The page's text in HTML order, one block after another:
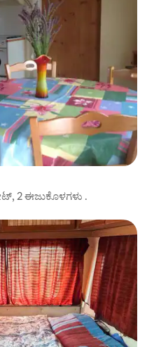
2 ಈಜುಕೊಳಗಳು .